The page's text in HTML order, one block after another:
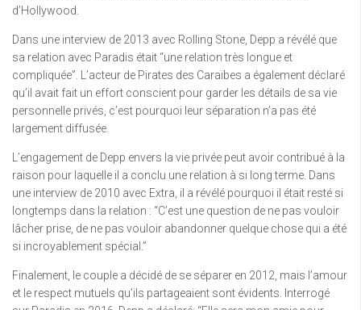
d’Hollywood.
Dans une interview de 2013 avec Rolling Stone, Depp a révélé que
sa relation avec Paradis était “une relation très longue et
compliquée”. L’acteur de Pirates des Caraïbes a également déclaré
qu’il avait fait un effort conscient pour garder les détails de sa vie
personnelle privés, c’est pourquoi leur séparation n’a pas été
largement diffusée.
L’engagement de Depp envers la vie privée peut avoir contribué à la
raison pour laquelle il a conclu une relation à si long terme. Dans
une interview de 2010 avec Extra, il a révélé pourquoi il était resté si
longtemps dans la relation : “C’est une question de ne pas vouloir
lâcher prise, de ne pas vouloir abandonner quelque chose qui a été
si incroyablement spécial.”
Finalement, le couple a décidé de se séparer en 2012, mais l’amour
et le respect mutuels qu’ils partageaient sont évidents. Interrogé